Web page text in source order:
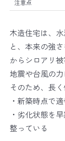
注意点
木造住宅は、
と、本来の強
からシロアリ
地震や台風の力
そのため、長く
・新築時点で
・劣化状態を
整っている